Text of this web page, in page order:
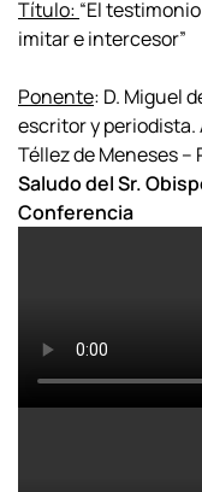
Título: “El
imitar e intercesor”
Ponente: D. Miguel
escritor y
Téllez de Meneses –
Saludo del Sr.
Conferencia